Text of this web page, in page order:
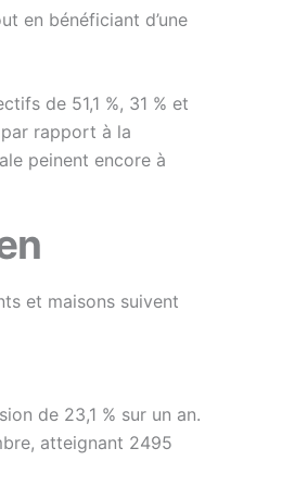
en bénéficiant d’une
de 51,1 %, 31 % et
rapport à la
peinent encore à
et maisons suivent
de 23,1 % sur un an.
atteignant 2495